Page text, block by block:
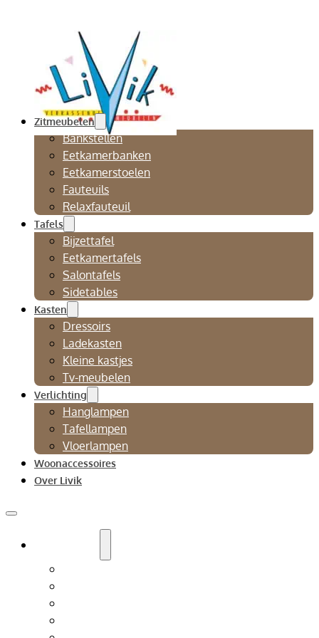
Zitmeubelen
Bankstellen
Eetkamerbanken
Eetkamerstoelen
Fauteuils
Relaxfauteuil
Tafels
Bijzettafel
Eetkamertafels
Salontafels
Sidetables
Kasten
Dressoirs
Ladekasten
Kleine kastjes
Tv-meubelen
Verlichting
Hanglampen
Tafellampen
Vloerlampen
Woonaccessoires
Over Livik